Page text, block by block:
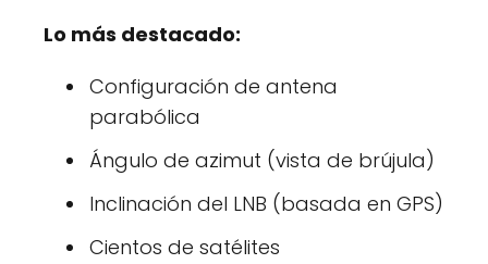
Lo más destacado:
Configuración de antena
parabólica
Ángulo de azimut (vista de brújula)
Inclinación del LNB (basada en GPS)
Cientos de satélites